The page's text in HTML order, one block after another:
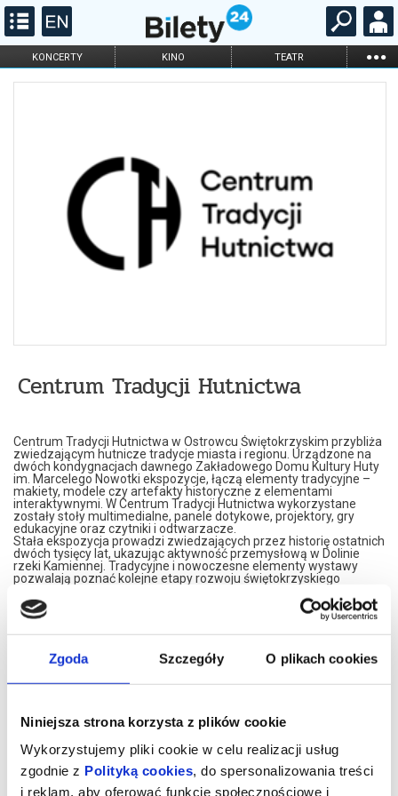
Zgoda Szczegóły O plikach cookies
Niniejsza strona korzysta z plików cookie
Wykorzystujemy pliki cookie w celu realizacji usług
zgodnie z Polityką cookies, do spersonalizowania treści
i reklam, aby oferować funkcje społecznościowe i
KONCERTY KINO TEATR ...
FILHARMONIA OPERA I BALET
Centrum Tradycji Hutnictwa
Centrum Tradycji Hutnictwa w Ostrowcu Świętokrzyskim przybliża
zwiedzającym hutnicze tradycje miasta i regionu. Urządzone na
dwóch kondygnacjach dawnego Zakładowego Domu Kultury Huty
im. Marcelego Nowotki ekspozycje, łączą elementy tradycyjne –
makiety, modele czy artefakty historyczne z elementami
interaktywnymi. W Centrum Tradycji Hutnictwa wykorzystane
zostały stoły multimedialne, panele dotykowe, projektory, gry
edukacyjne oraz czytniki i odtwarzacze.
Stała ekspozycja prowadzi zwiedzających przez historię ostatnich
dwóch tysięcy lat, ukazując aktywność przemysłową w Dolinie
rzeki Kamiennej. Tradycyjne i nowoczesne elementy wystawy
pozwalają poznać kolejne etapy rozwoju świętokrzyskiego
wykonywania interaktywnych zadań.
Centrum Tradycji Hutnictwa, to także prezentacja czterech
kultury, sportu i gospodarki.
Wizyta w Centrum Tradycji Hutnictwa to przygoda, która na długo
Zapraszamy na niesamowitą podróż przez Cywilizację Żelaza nad
Kamienną!
CTH mieści się na drugim piętrze budynku przy Alei 3 Maja 6. Bilety
można nabycia w recepcji OBK (poniedziałek – piątek w godz. 8.00
– 15.00), kasie kina Etiuda przy ul. Siennieńskiej 54 (wtorek –
niedziela, kasa czynna na godzinę przed pierwszym seansem w